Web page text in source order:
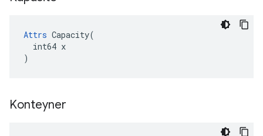
Attrs Capacity(
  int64 x
)
Konteyner